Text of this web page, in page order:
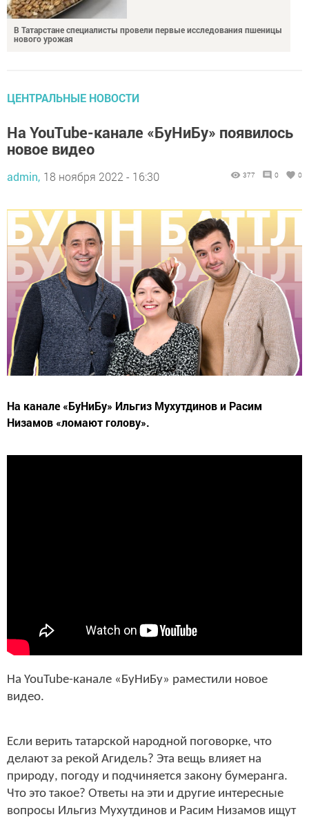
В Татарстане специалисты провели первые исследования пшеницы
нового урожая
ЦЕНТРАЛЬНЫЕ НОВОСТИ
На YouTube-канале «БуНиБу» появилось
новое видео
admin, 18 ноября 2022 - 16:30 377 0 0
На канале «БуНиБу» Ильгиз Мухутдинов и Расим
Низамов «ломают голову».
На YouTube-канале «БуНиБу» раместили новое
видео.
Если верить татарской народной поговорке, что
делают за рекой Агидель? Эта вещь влияет на
природу, погоду и подчиняется закону бумеранга.
Что это такое? Ответы на эти и другие интересные
вопросы Ильгиз Мухутдинов и Расим Низамов ищут